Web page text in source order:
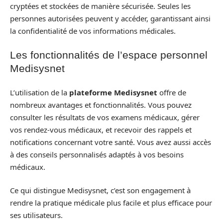
cryptées et stockées de manière sécurisée. Seules les
personnes autorisées peuvent y accéder, garantissant ainsi
la confidentialité de vos informations médicales.
Les fonctionnalités de l’espace personnel
Medisysnet
L’utilisation de la plateforme Medisysnet offre de
nombreux avantages et fonctionnalités. Vous pouvez
consulter les résultats de vos examens médicaux, gérer
vos rendez-vous médicaux, et recevoir des rappels et
notifications concernant votre santé. Vous avez aussi accès
à des conseils personnalisés adaptés à vos besoins
médicaux.
Ce qui distingue Medisysnet, c’est son engagement à
rendre la pratique médicale plus facile et plus efficace pour
ses utilisateurs.